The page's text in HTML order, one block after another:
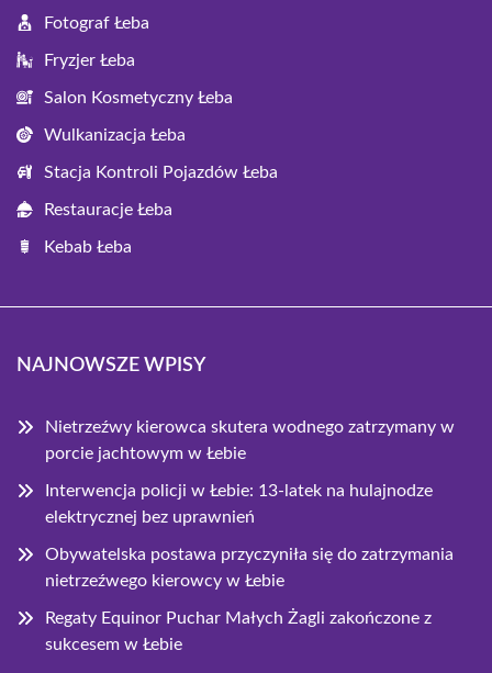
Fotograf Łeba
Fryzjer Łeba
Salon Kosmetyczny Łeba
Wulkanizacja Łeba
Stacja Kontroli Pojazdów Łeba
Restauracje Łeba
Kebab Łeba
NAJNOWSZE WPISY
Nietrzeźwy kierowca skutera wodnego zatrzymany w
porcie jachtowym w Łebie
Interwencja policji w Łebie: 13-latek na hulajnodze
elektrycznej bez uprawnień
Obywatelska postawa przyczyniła się do zatrzymania
nietrzeźwego kierowcy w Łebie
Regaty Equinor Puchar Małych Żagli zakończone z
sukcesem w Łebie